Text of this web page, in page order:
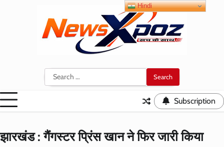
Search
for:
Subscription
झारखंड : गैंगस्टर प्रिंस खान ने फिर जारी किया
Hindi